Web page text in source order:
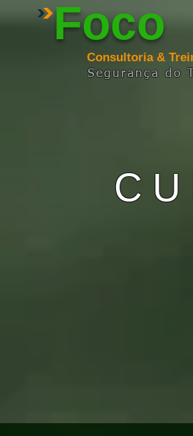
Foco
Consultoria &
Segurançado